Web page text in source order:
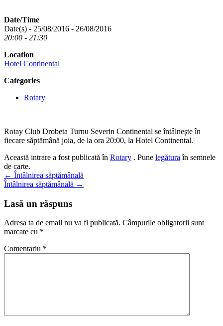
Date/Time
Date(s) - 25/08/2016 - 26/08/2016
20:00 - 21:30
Location
Hotel Continental
Categories
Rotary
Rotay Club Drobeta Turnu Severin Continental se întâlneşte în
fiecare săptămână joia, de la ora 20:00, la Hotel Continental.
Această intrare a fost publicată în Rotary . Pune legătura în semnele
de carte.
Navigare
în
articole
← Întâlnirea săptămânală
Întâlnirea săptămânală →
Lasă un răspuns
Adresa ta de email nu va fi publicată. Câmpurile obligatorii sunt
marcate cu *
Comentariu *